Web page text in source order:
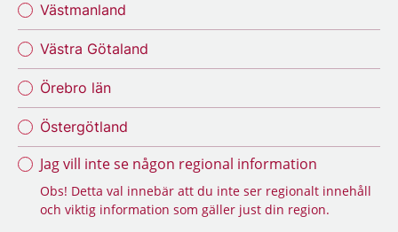
Västmanland
Västra Götaland
Örebro län
Östergötland
Jag vill inte se någon regional information
Obs! Detta val innebär att du inte ser regionalt innehåll
och viktig information som gäller just din region.